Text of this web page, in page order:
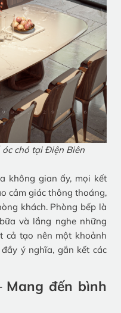
chó tại Điện Biên
không gian ấy, mọi kết
cảm giác thông thoáng,
khách. Phòng bếp là
và lắng nghe những
cả tạo nên một khoảnh
ý nghĩa, gắn kết các
Mang đến bình